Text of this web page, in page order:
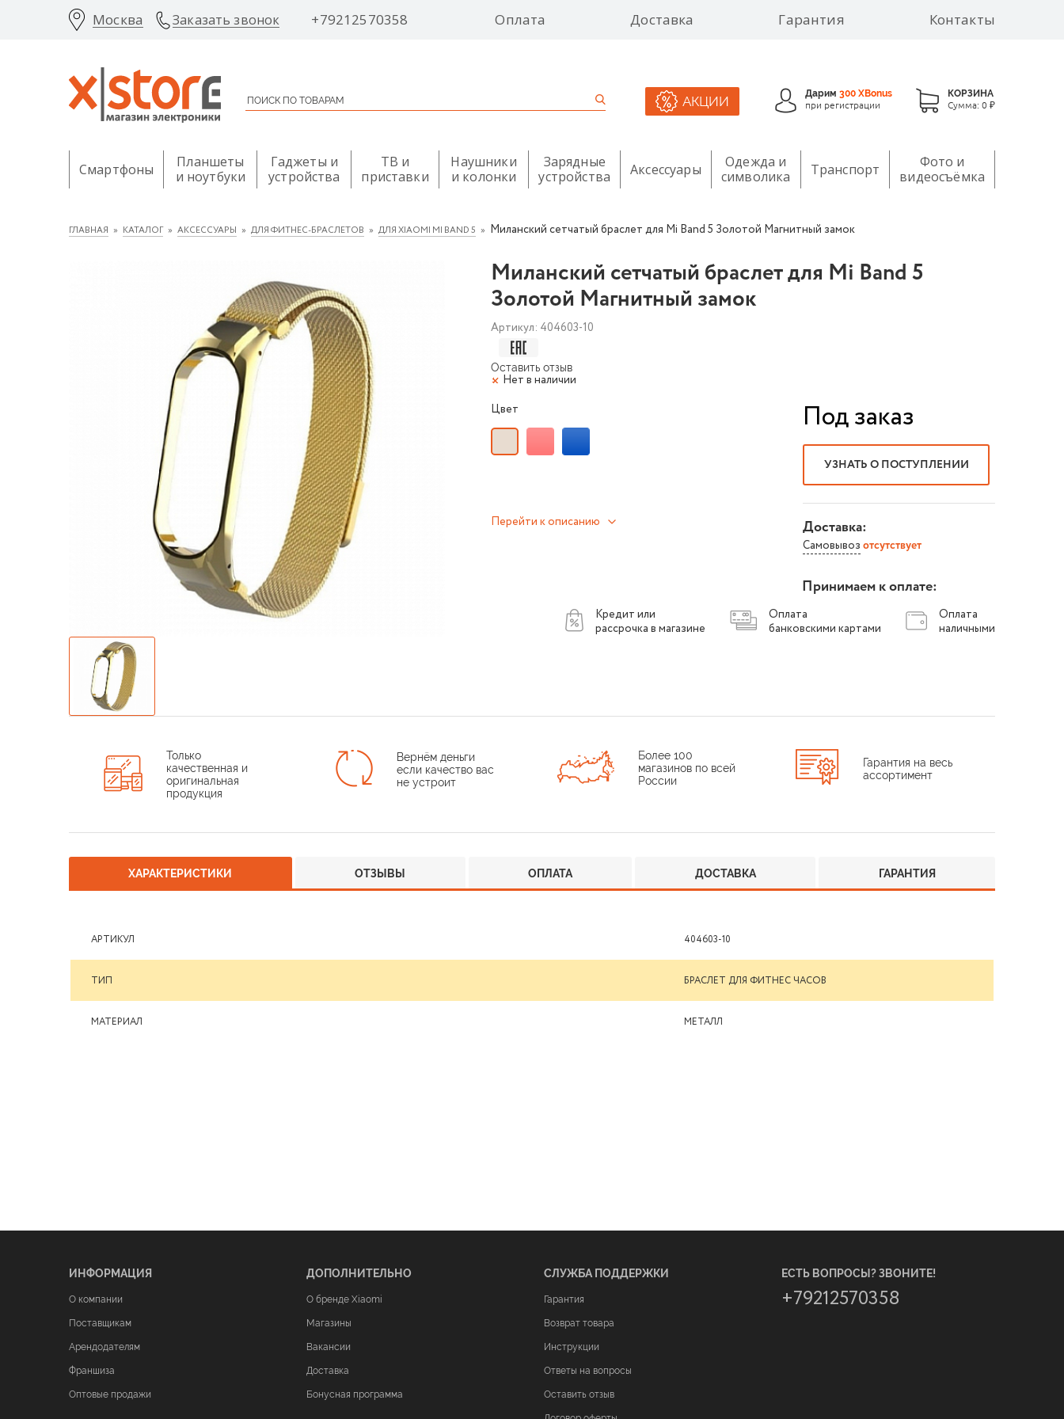
Москва Заказать звонок +79212570358 Оплата Доставка Гарантия Контакты
АКЦИИ
Дарим 300 XBonus
при регистрации
КОРЗИНА
Сумма: 0 ₽
Смартфоны
Планшеты
и ноутбуки
Гаджеты и
устройства
ТВ и
приставки
Наушники
и колонки
Зарядные
устройства
Аксессуары
Одежда и
символика
Транспорт
Фото и
видеосъёмка
ГЛАВНАЯ КАТАЛОГ АКСЕССУАРЫ ДЛЯ ФИТНЕС-БРАСЛЕТОВ ДЛЯ XIAOMI MI BAND 5 Миланский сетчатый браслет для Mi Band 5 Золотой Магнитный замок
Миланский сетчатый браслет для Mi Band 5
Золотой Магнитный замок
Артикул: 404603-10
Оставить отзыв
Нет в наличии
Цвет
Перейти к описанию
Под заказ
УЗНАТЬ О ПОСТУПЛЕНИИ
Доставка:
Самовывоз отсутствует
Принимаем к оплате:
Оплата
наличными
Оплата
банковскими картами
Кредит или
рассрочка в магазине
Только
качественная и
оригинальная
продукция
Вернём деньги
если качество вас
не устроит
Более 100
магазинов по всей
России
Гарантия на весь
ассортимент
ХАРАКТЕРИСТИКИ ОТЗЫВЫ ОПЛАТА ДОСТАВКА ГАРАНТИЯ
АРТИКУЛ 404603-10
ТИП БРАСЛЕТ ДЛЯ ФИТНЕС ЧАСОВ
МАТЕРИАЛ МЕТАЛЛ
ИНФОРМАЦИЯ
О компании
Поставщикам
Арендодателям
Франшиза
Оптовые продажи
ДОПОЛНИТЕЛЬНО
О бренде Xiaomi
Магазины
Вакансии
Доставка
Бонусная программа
СЛУЖБА ПОДДЕРЖКИ
Гарантия
Возврат товара
Инструкции
Ответы на вопросы
Оставить отзыв
ЕСТЬ ВОПРОСЫ? ЗВОНИТЕ!
+79212570358